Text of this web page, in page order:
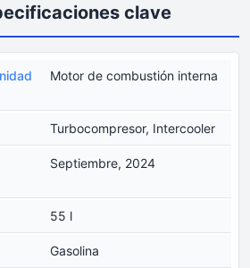
clave
Motor de combustión interna
Turbocompresor, Intercooler
Septiembre, 2024
55 l
Gasolina